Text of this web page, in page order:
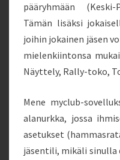
pääryhmään
Tämän lisäksi
joihin jokainen jäsen
mielenkiintonsa
Näyttely, Rally-toko,
Mene myclub-
alanurkka, jossa
asetukset
jäsentili, mikäli sinulla